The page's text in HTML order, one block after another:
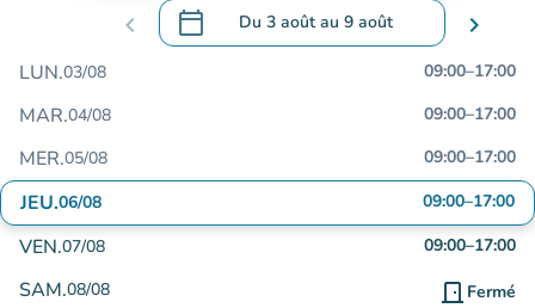
chevron_left calendar_today Du 3 aoûtau 9 août
.Ouvrir le calendrier pour changer de
chevron_right
LUN.03/08 09:00–17:00
MAR.04/08 09:00–17:00
MER.05/08 09:00–17:00
JEU.06/08 09:00–17:00
VEN.07/08 09:00–17:00
SAM.08/08 door_front Fermé